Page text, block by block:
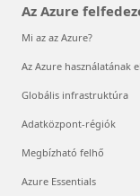
Az Azure
Mi az az Azure?
Az Azure használatának
Globális infrastruktúra
Adatközpont-régiók
Megbízható felhő
Azure Essentials